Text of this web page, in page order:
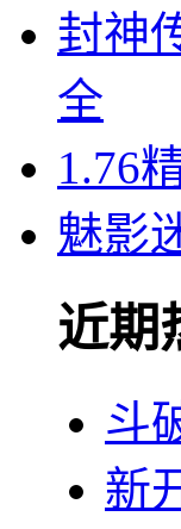
封神
全
1.76
魅影
近期
斗
新